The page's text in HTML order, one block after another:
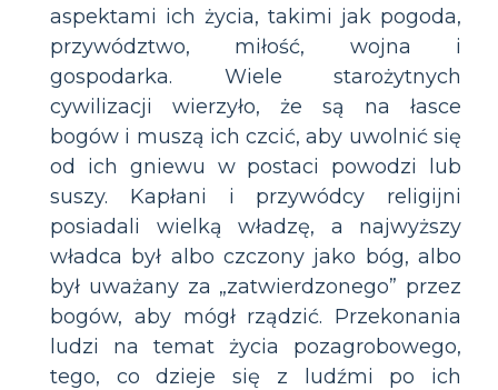
aspektami ich życia, takimi jak pogoda,
przywództwo, miłość, wojna i
gospodarka. Wiele starożytnych
cywilizacji wierzyło, że są na łasce
bogów i muszą ich czcić, aby uwolnić się
od ich gniewu w postaci powodzi lub
suszy. Kapłani i przywódcy religijni
posiadali wielką władzę, a najwyższy
władca był albo czczony jako bóg, albo
był uważany za „zatwierdzonego” przez
bogów, aby mógł rządzić. Przekonania
ludzi na temat życia pozagrobowego,
tego, co dzieje się z ludźmi po ich